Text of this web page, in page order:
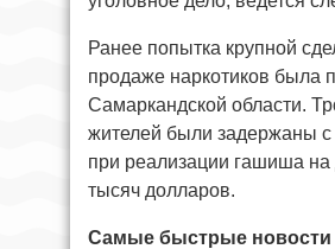
Ранее попытка крупной
продаже наркотиков была
Самаркандской области.
жителей были задержаны
при реализации гашиша на
тысяч долларов.
Самые быстрые новости